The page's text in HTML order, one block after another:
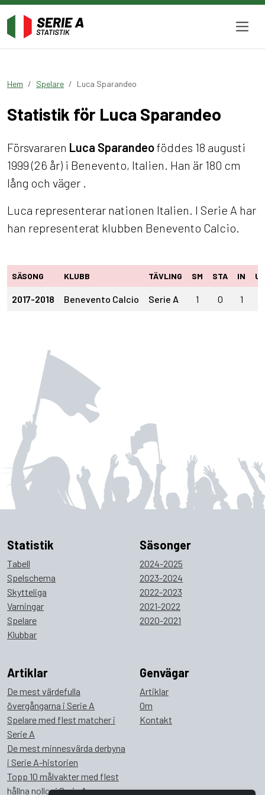
Hem Spelare Luca Sparandeo
Statistik för Luca Sparandeo
Försvararen Luca Sparandeoföddes 18 augusti
1999 (26 år) i Benevento, Italien. Han är 180 cm
lång och väger .
Luca representerar nationen Italien. I Serie A har
han representerat klubben Benevento Calcio.
SÄSONG KLUBB TÄVLING SM STA IN UT
2017-2018 Benevento Calcio Serie A 1 0 1
Statistik
Tabell
Spelschema
Skytteliga
Varningar
Spelare
Klubbar
Säsonger
2024-2025
2023-2024
2022-2023
2021-2022
2020-2021
Artiklar
De mest värdefulla
övergångarna i Serie A
Spelare med flest matcher i
Serie A
De mest minnesvärda derbyna
i Serie A-historien
Topp 10 målvakter med flest
hållna nollor i Serie A
Genvägar
Artiklar
Om
Kontakt